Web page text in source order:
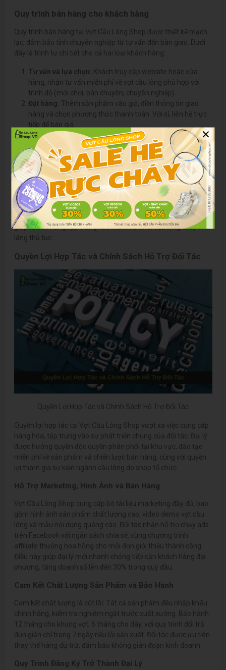
Quy trình bán hàng cho khách hàng
Quy trình bán hàng tại Vợt Cầu Lông Shop được thiết kế mạch
lạc, đảm bảo tính chuyên nghiệp từ tư vấn đến bàn giao. Dưới
đây là trình tự chi tiết cho cả hai loại khách hàng:
Tư vấn và lựa chọn:
Khách truy cập website hoặc cửa
hàng, nhận tư vấn miễn phí về vợt cầu lông phù hợp với
trình độ (mới chơi, bán chuyên, chuyên nghiệp).
Đặt hàng: Thêm sản phẩm vào giỏ, điền thông tin giao
hàng và chọn phương thức thanh toán. Với sỉ, liên hệ trực
tiếp để báo giá.
Xác nhận và hợp đồng:Nhân viên gọi xác nhận đơn lẻ
hoặc soạn hợp đồng sỉ, đảm bảo mọi chi tiết rõ ràng.
Thanh toán:Thực hiện theo chính sách, với hóa đơn điện
tử gửi ngay.
Giao hàng và hỗ trợ sau bán:Sản phẩm được đóng gói
cẩn thận, giao theo lịch hẹn, kèm theo hướng dẫn bảo
dưỡng. Hỗ trợ 24/7 qua hotline.
Quy trình này không chỉ nhanh chóng mà còn giảm thiểu lỗi,
giúp khách hàng tập trung vào niềm vui chơi cầu lông thay vì lo
lắng thủ tục.
Quyền Lợi Hợp Tác và Chính Sách Hỗ Trợ Đối Tác
Quyền Lợi Hợp Tác và Chính Sách Hỗ Trợ Đối Tác
Quyền lợi hợp tác tại Vợt Cầu Lông Shop vượt xa việc cung cấp
hàng hóa, tập trung vào sự phát triển chung của đối tác. Đại lý
được hưởng quyền độc quyền phân phối tại khu vực, đào tạo
miễn phí về sản phẩm và chiến lược bán hàng, cùng với quyền
lợi tham gia sự kiện ngành cầu lông do shop tổ chức.
Hỗ Trợ Marketing, Hình Ảnh và Bán Hàng
Vợt Cầu Lông Shop cung cấp bộ tài liệu marketing đầy đủ, bao
gồm hình ảnh sản phẩm chất lượng cao, video demo vợt cầu
lông và mẫu nội dung quảng cáo. Đối tác nhận hỗ trợ chạy ads
trên Facebook với ngân sách chia sẻ, cùng chương trình
affiliate thưởng hoa hồng cho mỗi đơn giới thiệu thành công.
Điều này giúp đại lý mới nhanh chóng tiếp cận khách hàng địa
phương, tăng doanh số lên đến 30% trong quý đầu.
Cam Kết Chất Lượng Sản Phẩm và Bảo Hành
Cam kết chất lượng là cốt lõi: Tất cả sản phẩm đều nhập khẩu
chính hãng, kiểm tra nghiêm ngặt trước xuất xưởng. Bảo hành
12 tháng cho khung vợt, 6 tháng cho dây, với quy trình đổi trả
đơn giản chỉ trong 7 ngày nếu lỗi sản xuất. Đối tác được ưu tiên
thay thế hàng dự trữ, đảm bảo không gián đoạn kinh doanh.
Quy Trình Đăng Ký Trở Thành Đại Lý
×